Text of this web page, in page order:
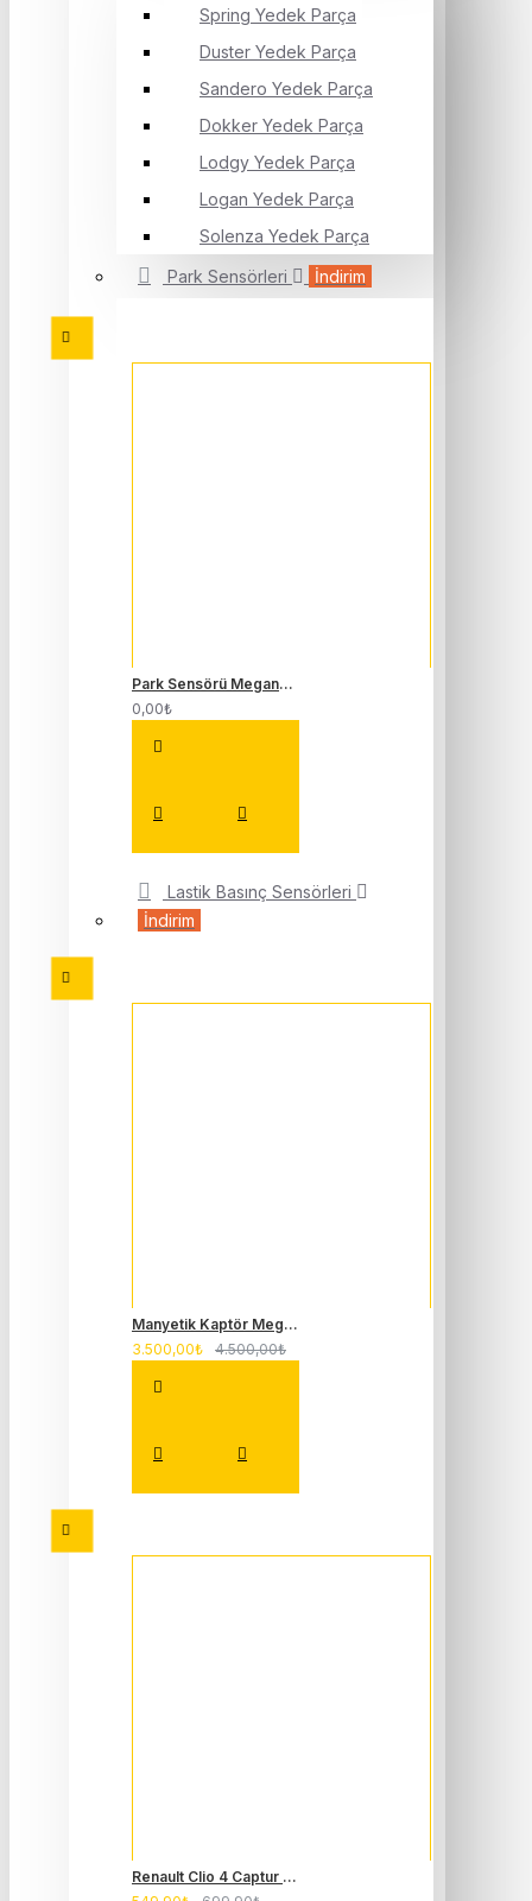
Spring Yedek Parça
Duster Yedek Parça
Sandero Yedek Parça
Dokker Yedek Parça
Lodgy Yedek Parça
Logan Yedek Parça
Solenza Yedek Parça
Park Sensörleri
İndirim
Park Sensörü Megane 4 Talisman Kadjar 253A49995R
0,00₺
Lastik Basınç Sensörleri
İndirim
Manyetik Kaptör Megane 4 Clio 5 Duster 1.3 - 1.0 Tce 237313661R
3.500,00₺
4.500,00₺
Renault Clio 4 Captur Far Ayar Düğmesi 251900567R